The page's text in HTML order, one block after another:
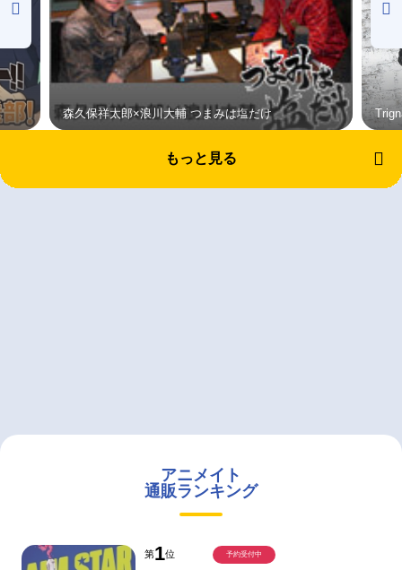
森久保祥太郎×浪川大輔 つまみは塩だけ
もっと見る
アニメイト
通販ランキング
第1位 予約受付中